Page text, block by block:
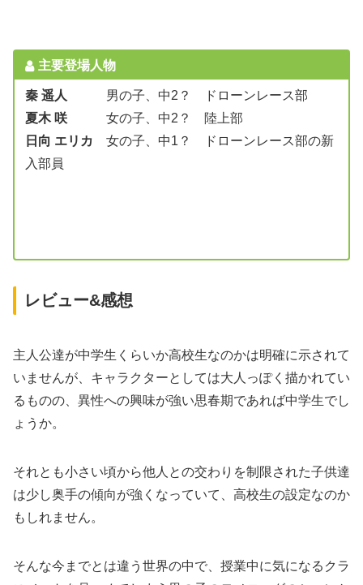
主要登場人物
秦 遥人
男の子、中2？ ドローンレース部
夏木 咲女の子、中2？ 陸上部
日向 エリカ
女の子、中1？ ドローンレース部の新
入部員
レビュー&感想
主人公達が中学生くらいか高校生なのかは明確に示されて
いませんが、キャラクターとしては大人っぽく描かれてい
るものの、異性への興味が強い思春期であれば中学生でし
ょうか。
それとも小さい頃から他人との交わりを制限された子供達
は少し奥手の傾向が強くなっていて、高校生の設定なのか
もしれません。
そんな今までとは違う世界の中で、授業中に気になるクラ